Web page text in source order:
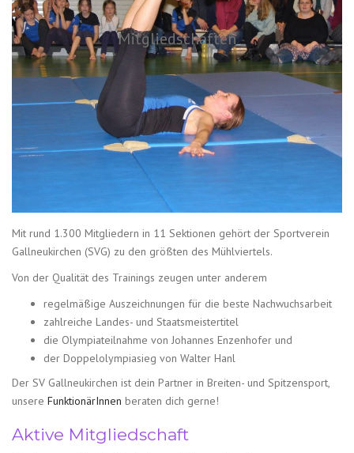
Mitgliedschaften
Mit rund 1.300 Mitgliedern in 11 Sektionen gehört der Sportverein
Gallneukirchen (SVG) zu den größten des Mühlviertels.
Von der Qualität des Trainings zeugen unter anderem
regelmäßige Auszeichnungen für die beste Nachwuchsarbeit
zahlreiche Landes- und Staatsmeistertitel
die Olympiateilnahme von Johannes Enzenhofer und
der Doppelolympiasieg von Walter Hanl
Der SV Gallneukirchen ist dein Partner in Breiten- und Spitzensport,
unsere FunktionärInnen beraten dich gerne!
Aktive Mitgliedschaft